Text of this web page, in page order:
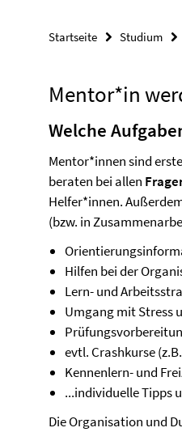
Startseite Studium
Mentor*in
Welche
Mentor*innen sind erste
beraten bei allen
Helfer*innen.
(bzw. in
Hilfen bei der
Lern- und
Umgang mit Stress
evtl. Crashkurse
Kennenlern- und
...individuelle Tipps
Die Organisation und